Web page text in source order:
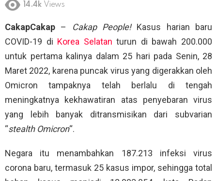
14.4k Views
CakapCakap – Cakap People!Kasus harian baru
COVID-19 di Korea Selatan turun di bawah 200.000
untuk pertama kalinya dalam 25 hari pada Senin, 28
Maret 2022, karena puncak virus yang digerakkan oleh
Omicron tampaknya telah berlalu di tengah
meningkatnya kekhawatiran atas penyebaran virus
yang lebih banyak ditransmisikan dari subvarian
“stealth Omicron“.
Negara itu menambahkan 187.213 infeksi virus
corona baru, termasuk 25 kasus impor, sehingga total